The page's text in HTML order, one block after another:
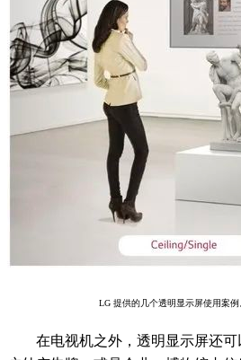
LG 提供的几个透明显示屏使用案
在电视机之外，透明显示屏还